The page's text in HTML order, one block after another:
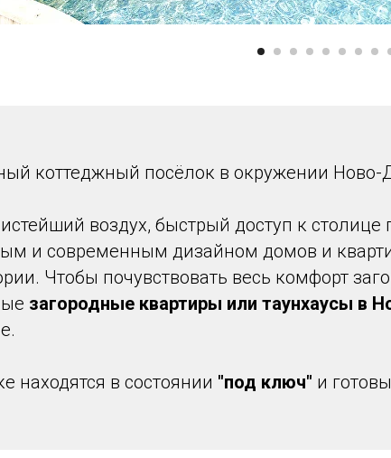
коттеджный посёлок в окружении Ново-
воздух, быстрый доступ к столице
и современным дизайном домов и
Чтобы почувствовать весь комфорт
загородные квартиры или таунхаусы в
находятся в состоянии "под ключ" и